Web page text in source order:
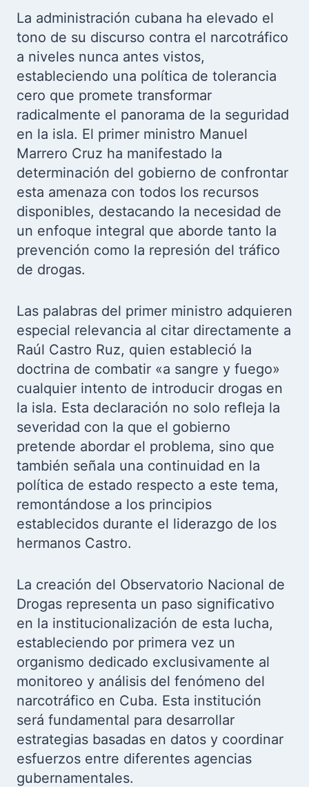
La administración cubana ha elevado el
tono de su discurso contra el narcotráfico
a niveles nunca antes vistos,
estableciendo una política de tolerancia
cero que promete transformar
radicalmente el panorama de la seguridad
en la isla. El primer ministro Manuel
Marrero Cruz ha manifestado la
determinación del gobierno de confrontar
esta amenaza con todos los recursos
disponibles, destacando la necesidad de
un enfoque integral que aborde tanto la
prevención como la represión del tráfico
de drogas.
Las palabras del primer ministro adquieren
especial relevancia al citar directamente a
Raúl Castro Ruz, quien estableció la
doctrina de combatir «a sangre y fuego»
cualquier intento de introducir drogas en
la isla. Esta declaración no solo refleja la
severidad con la que el gobierno
pretende abordar el problema, sino que
también señala una continuidad en la
política de estado respecto a este tema,
remontándose a los principios
establecidos durante el liderazgo de los
hermanos Castro.
La creación del Observatorio Nacional de
Drogas representa un paso significativo
en la institucionalización de esta lucha,
estableciendo por primera vez un
organismo dedicado exclusivamente al
monitoreo y análisis del fenómeno del
narcotráfico en Cuba. Esta institución
será fundamental para desarrollar
estrategias basadas en datos y coordinar
esfuerzos entre diferentes agencias
gubernamentales.